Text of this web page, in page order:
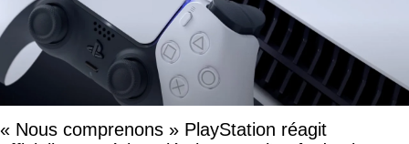
« Nous comprenons » PlayStation réagit